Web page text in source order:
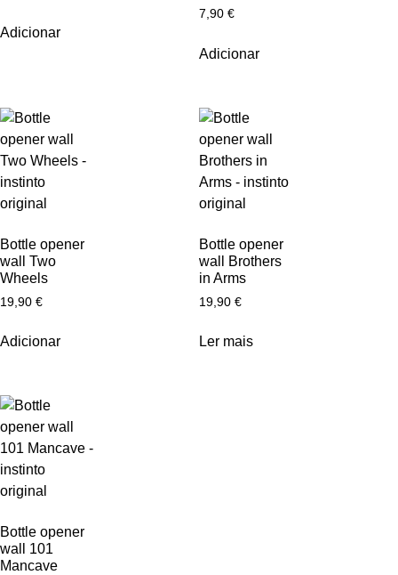
Adicionar
7,90 €
Adicionar
Bottle opener
wall Two
Wheels
19,90 €
Adicionar
Bottle opener
wall Brothers
in Arms
19,90 €
Ler mais
Bottle opener
wall 101
Mancave